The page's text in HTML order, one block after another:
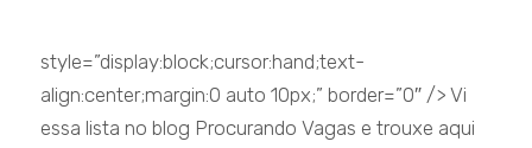
style=”display:block;cursor:hand;text-
align:center;margin:0 auto 10px;” border=”0″ /> Vi
essa lista no blog Procurando Vagas e trouxe aqui